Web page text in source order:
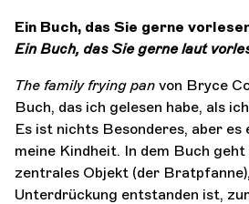
Ein Buch, das Sie gerne
Ein Buch, das Sie gerne laut
The family frying pan von Bryce
Buch, das ich gelesen habe, als
Es ist nichts Besonderes, aber es
meine Kindheit. In dem Buch geht
zentrales Objekt (der
Unterdrückung entstanden ist,